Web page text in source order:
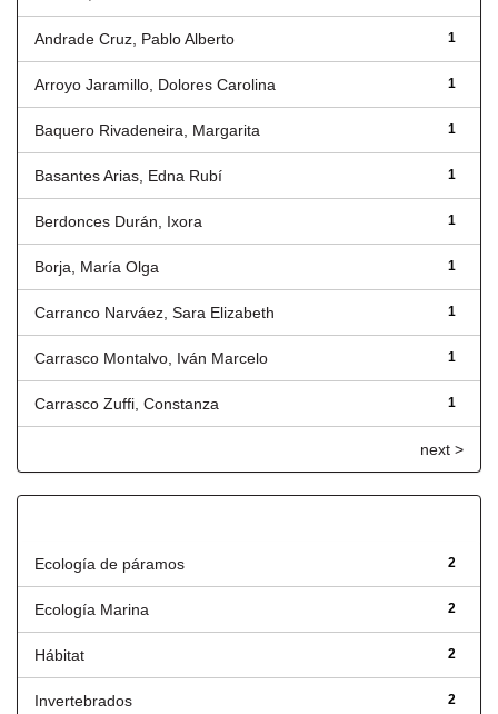
1
Andrade Cruz, Pablo Alberto
1
Arroyo Jaramillo, Dolores Carolina
1
Baquero Rivadeneira, Margarita
1
Basantes Arias, Edna Rubí
1
Berdonces Durán, Ixora
1
Borja, María Olga
1
Carranco Narváez, Sara Elizabeth
1
Carrasco Montalvo, Iván Marcelo
1
Carrasco Zuffi, Constanza
next >
2
Ecología de páramos
2
Ecología Marina
2
Hábitat
2
Invertebrados